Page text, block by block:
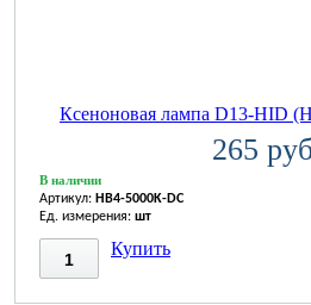
Ксеноновая лампа D13-HID
265
В наличии
Артикул: HB4-5000K-DC
Ед. измерения: шт
Купить